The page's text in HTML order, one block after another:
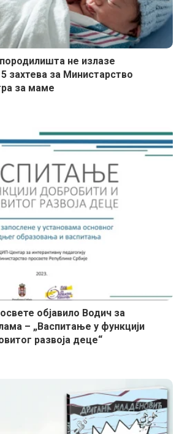
не излазе
захтева за Министарство
за маме
објавило Водич за
– „Васпитање у функцији
развоја деце“